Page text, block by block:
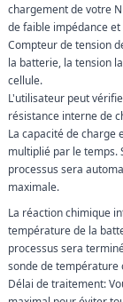
chargement de votre
de faible impédance et
Compteur de tension
la batterie, la tension
cellule.
L'utilisateur peut
résistance interne de
La capacité de charge
multiplié par le temps.
processus sera
maximale.
La réaction chimique
température de la
processus sera
sonde de température
Délai de traitement: